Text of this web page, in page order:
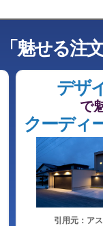
「魅せる注
デザ
で
クーディ
引用元：ア